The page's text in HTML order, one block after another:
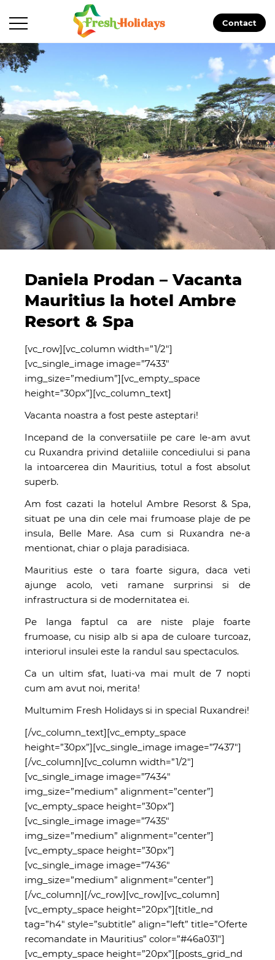
Contact
Daniela Prodan – Vacanta
Mauritius la hotel Ambre
Resort & Spa
[vc_row][vc_column width=”1/2″]
[vc_single_image image=”7433″
img_size=”medium”][vc_empty_space
height=”30px”][vc_column_text]
Vacanta noastra a fost peste asteptari!
Incepand de la conversatiile pe care le-am avut
cu Ruxandra privind detaliile concediului si pana
la intoarcerea din Mauritius, totul a fost absolut
superb.
Am fost cazati la hotelul Ambre Resorst & Spa,
situat pe una din cele mai frumoase plaje de pe
insula, Belle Mare. Asa cum si Ruxandra ne-a
mentionat, chiar o plaja paradisiaca.
Mauritius este o tara foarte sigura, daca veti
ajunge acolo, veti ramane surprinsi si de
infrastructura si de modernitatea ei.
Pe langa faptul ca are niste plaje foarte
frumoase, cu nisip alb si apa de culoare turcoaz,
interiorul insulei este la randul sau spectaculos.
Ca un ultim sfat, luati-va mai mult de 7 nopti
cum am avut noi, merita!
Multumim Fresh Holidays si in special Ruxandrei!
[/vc_column_text][vc_empty_space
height=”30px”][vc_single_image image=”7437″]
[/vc_column][vc_column width=”1/2″]
[vc_single_image image=”7434″
img_size=”medium” alignment=”center”]
[vc_empty_space height=”30px”]
[vc_single_image image=”7435″
img_size=”medium” alignment=”center”]
[vc_empty_space height=”30px”]
[vc_single_image image=”7436″
img_size=”medium” alignment=”center”]
[/vc_column][/vc_row][vc_row][vc_column]
[vc_empty_space height=”20px”][title_nd
tag=”h4″ style=”subtitle” align=”left” title=”Oferte
recomandate in Mauritius” color=”#46a031″]
[vc_empty_space height=”20px”][posts_grid_nd